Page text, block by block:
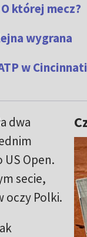
której mecz?
wygrana
w Cincinnati
dwa
Open.
secie,
oczy Polki.